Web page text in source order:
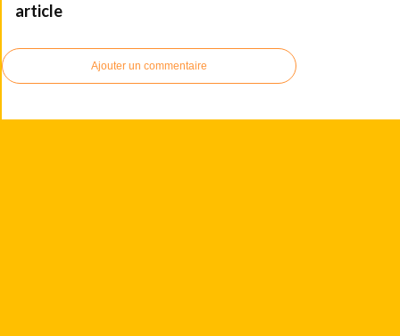
article
Ajouter un commentaire